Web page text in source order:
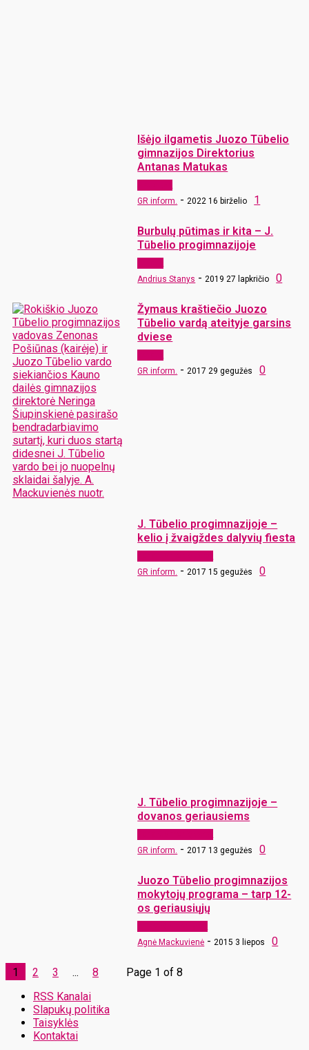
Išėjo ilgametis Juozo Tūbelio
gimnazijos Direktorius
Antanas Matukas
GR inform. - 2022 16 birželio 1
Burbulų pūtimas ir kita – J.
Tūbelio progimnazijoje
Andrius Stanys - 2019 27 lapkričio 0
Žymaus kraštiečio Juozo
Tūbelio vardą ateityje garsins
dviese
GR inform. - 2017 29 gegužės 0
J. Tūbelio progimnazijoje –
kelio į žvaigždes dalyvių fiesta
GR inform. - 2017 15 gegužės 0
J. Tūbelio progimnazijoje –
dovanos geriausiems
GR inform. - 2017 13 gegužės 0
Juozo Tūbelio progimnazijos
mokytojų programa – tarp 12-
os geriausiųjų
Agnė Mackuvienė - 2015 3 liepos 0
1 2 3 ... 8
Page 1 of 8
RSS Kanalai
Slapukų politika
Taisyklės
Kontaktai